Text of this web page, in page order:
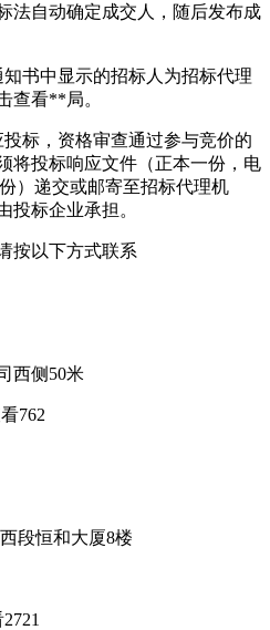
法自动确定成交人，随后发布成
知书中显示的招标人为招标代理
查看**局。
投标，资格审查通过参与竞价的
将投标响应文件（正本一份，电
）递交或邮寄至招标代理机
投标企业承担。
按以下方式联系
西侧50米
762
段恒和大厦8楼
2721